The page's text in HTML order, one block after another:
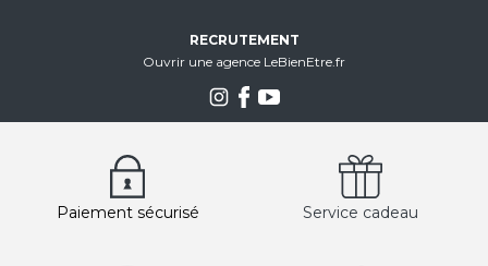
RECRUTEMENT
Ouvrir une agence LeBienEtre.fr
Paiement sécurisé Service cadeau